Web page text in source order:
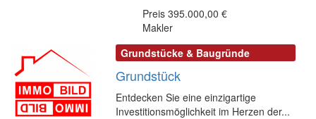
Preis 395.000,00 €
Makler
Grundstücke & Baugründe
Grundstück
Entdecken Sie eine einzigartige
Investitionsmöglichkeit im Herzen der...